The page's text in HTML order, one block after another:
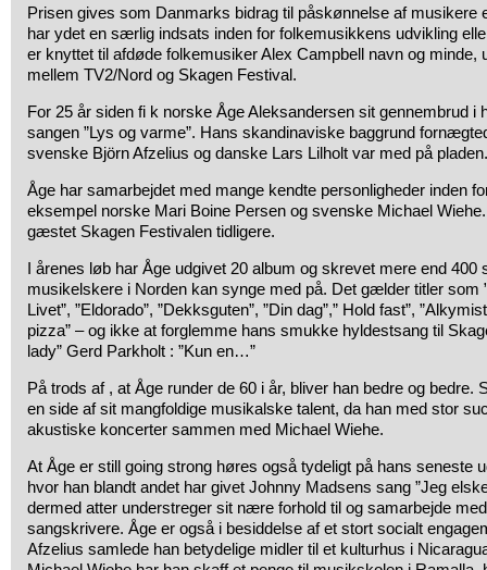
Prisen gives som Danmarks bidrag til påskønnelse af musikere
har ydet en særlig indsats inden for folkemusikkens udvikling
er knyttet til afdøde folkemusiker Alex Campbell navn og minde,
mellem TV2/Nord og Skagen Festival.
For 25 år siden fi k norske Åge Aleksandersen sit gennembrud i
sangen ”Lys og varme”. Hans skandinaviske baggrund
svenske Björn Afzelius og danske Lars Lilholt var med på pladen.
Åge har samarbejdet med mange kendte personligheder inden
eksempel norske Mari Boine Persen og svenske Michael
gæstet Skagen Festivalen tidligere.
I årenes løb har Åge udgivet 20 album og skrevet mere end 400
musikelskere i Norden kan synge med på. Det gælder titler som
Livet”, ”Eldorado”, ”Dekksguten”, ”Din dag”,” Hold fast”,
pizza” – og ikke at forglemme hans smukke hyldestsang til
lady” Gerd Parkholt : ”Kun en…”
På trods af , at Åge runder de 60 i år, bliver han bedre og bedre.
en side af sit mangfoldige musikalske talent, da han med stor
akustiske koncerter sammen med Michael Wiehe.
At Åge er still going strong høres også tydeligt på hans seneste
hvor han blandt andet har givet Johnny Madsens sang ”Jeg
dermed atter understreger sit nære forhold til og samarbejde
sangskrivere. Åge er også i besiddelse af et stort socialt
Afzelius samlede han betydelige midler til et kulturhus i